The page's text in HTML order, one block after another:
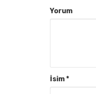
Yorum
İsim*